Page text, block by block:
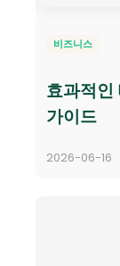
비즈니스
효과적인
가이드
2026-06-16